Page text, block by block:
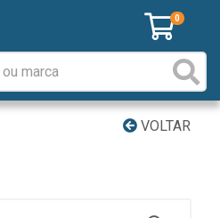
0
VOLTAR